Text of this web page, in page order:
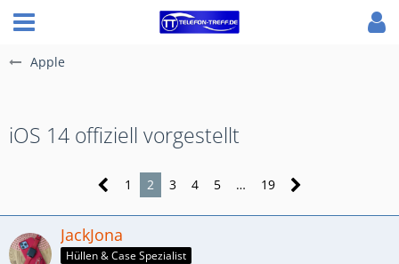
Apple
iOS 14 offiziell vorgestellt
1 2 3 4 5 … 19
JackJona
Hüllen & Case Spezialist